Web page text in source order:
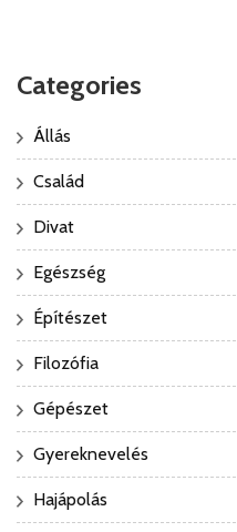
Categories
Állás
Család
Divat
Egészség
Építészet
Filozófia
Gépészet
Gyereknevelés
Hajápolás